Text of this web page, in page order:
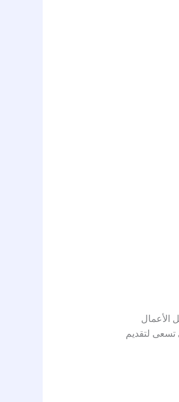
يمتلك حصة 50%، بالإضافة إلى رجل الأعمال
تسعى لتقديم